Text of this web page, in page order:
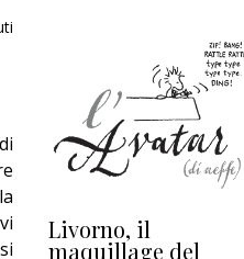
Livorno, il
maquillage del